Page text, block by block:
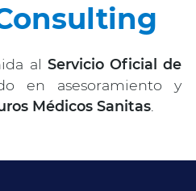
al Servicio Oficial de
en asesoramiento y
Médicos Sanitas.